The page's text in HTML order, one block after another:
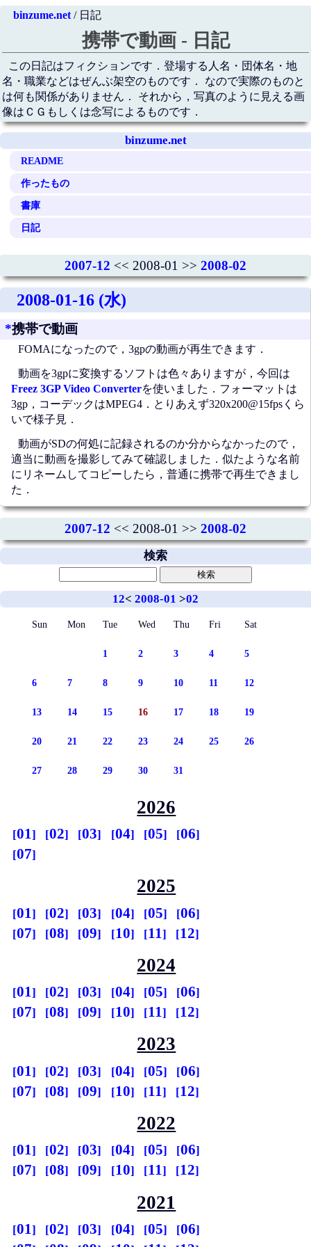
binzume.net/ 日記
携帯で動画 - 日記
この日記はフィクションです．登場する人名・団体名・地
名・職業などはぜんぶ架空のものです． なので実際のものと
は何も関係がありません． それから，写真のように見える画
像はＣＧもしくは念写によるものです．
binzume.net
README
作ったもの
書庫
日記
2007-12 << 2008-01 >> 2008-02
2008-01-16 (水)
*携帯で動画
FOMAになったので，3gpの動画が再生できます．
動画を3gpに変換するソフトは色々ありますが，今回は
Freez 3GP Video Converterを使いました．フォーマットは
3gp，コーデックはMPEG4．とりあえず320x200@15fpsくら
いで様子見．
動画がSDの何処に記録されるのか分からなかったので，
適当に動画を撮影してみて確認しました．似たような名前
にリネームしてコピーしたら，普通に携帯で再生できまし
た．
2007-12 << 2008-01 >> 2008-02
検索
12< 2008-01 >02
Sun Mon Tue Wed Thu Fri Sat
1 2 3 4 5
6 7 8 9 10 11 12
13 14 15 16 17 18 19
20 21 22 23 24 25 26
27 28 29 30 31
2026
01 02 03 04 05
06
07
2025
01 02 03 04 05
06
07
08 09 10 11 12
2024
01 02 03 04 05
06
07
08 09 10 11 12
2023
01 02 03 04 05
06
07
08 09 10 11 12
2022
01 02 03 04 05
06
07
08 09 10 11 12
2021
01 02 03 04 05
06